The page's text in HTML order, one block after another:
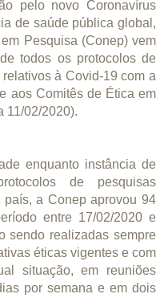
pelo novo Coronavírus
de saúde pública global,
Pesquisa (Conep) vem
todos os protocolos de
à Covid-19 com a
aos Comitês de Ética em
11/02/2020).
enquanto instância de
de pesquisas
a Conep aprovou 94
entre 17/02/2020 e
sendo realizadas sempre
éticas vigentes e com
situação, em reuniões
por semana e em dois